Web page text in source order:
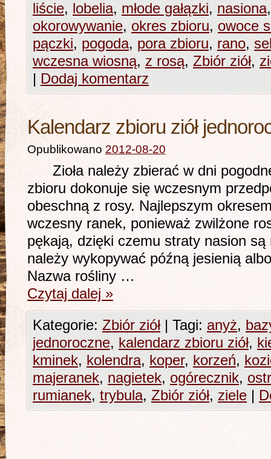
liście, lobelia, młode gałązki, nasiona
okorowywanie, okres zbioru, owoce
pączki, pogoda, pora zbioru, rano,
wczesna wiosną, z rosą, Zbiór ziół,
| Dodaj komentarz
Kalendarz zbioru ziół
Opublikowano 2012-08-20
Zioła należy zbierać w dni
zbioru dokonuje się wczesnym
obeschną z rosy. Najlepszym
wczesny ranek, ponieważ zwilżone
pękają, dzięki czemu straty nasion
należy wykopywać późną jesienią
Nazwa rośliny …
Czytaj dalej »
Kategorie: Zbiór ziół | Tagi: anyż,
jednoroczne, kalendarz zbioru ziół,
kminek, kolendra, koper, korzeń,
majeranek, nagietek, ogórecznik,
rumianek, trybula, Zbiór ziół, ziele |